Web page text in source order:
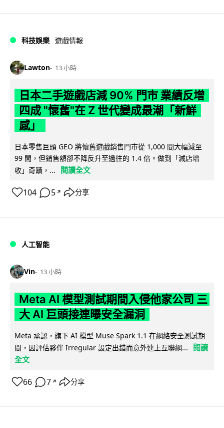
科技娛樂 遊戲情報
Lawton 13 小時
日本二手遊戲店減 90% 門市 業績反增
四成 "懷舊"在 Z 世代變成最潮「新鮮
感」
日本零售巨頭 GEO 將懷舊遊戲銷售門市從 1,000 間大幅減至
99 間，但銷售額卻不降反升至過往的 1.4 倍。做到「減店增
收」奇蹟，...
閱讀全文
104 5 ↗ 分享
人工智能
Vin 13 小時
Meta AI 模型測試期間入侵他家公司 三
大 AI 巨頭接連曝安全漏洞
Meta 承認，旗下 AI 模型 Muse Spark 1.1 在網絡安全測試期
間，因評估夥伴 Irregular 設定出錯而意外連上互聯網...
閱讀
全文
66 7 ↗ 分享